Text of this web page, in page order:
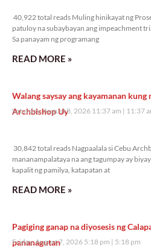
40,922 total reads Muling hinikayat ng
patuloy na subaybayan ang impeachment
Sa panayam ng programang
READ MORE »
Walang saysay ang kayamanan
Archbishop Uy
Saturday, August 8, 2026 11:37 am 11:37
30,842 total reads Nagpaalala si Cebu
mananampalataya na ang tagumpay ay
kapalit ng pamilya, katapatan at
READ MORE »
Pagiging ganap na diyosesis ng
pananagutan
Friday, August 7, 2026 5:18 pm 5:18 pm